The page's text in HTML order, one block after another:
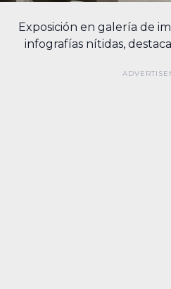
Exposición en galería de
infografías nítidas,